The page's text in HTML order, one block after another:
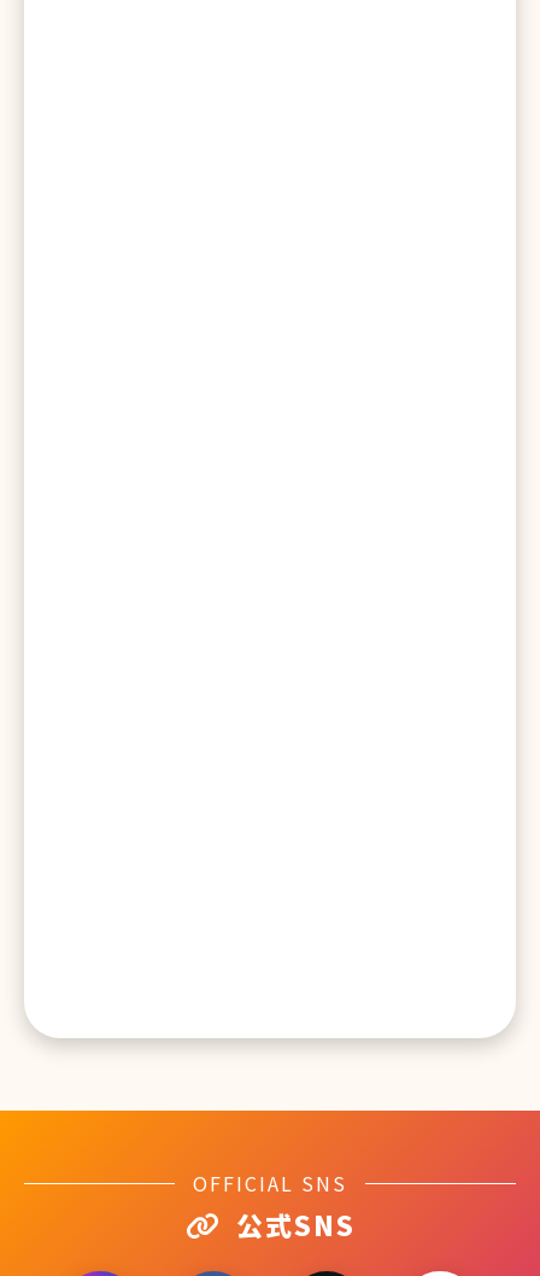
OFFICIAL SNS
公式SNS